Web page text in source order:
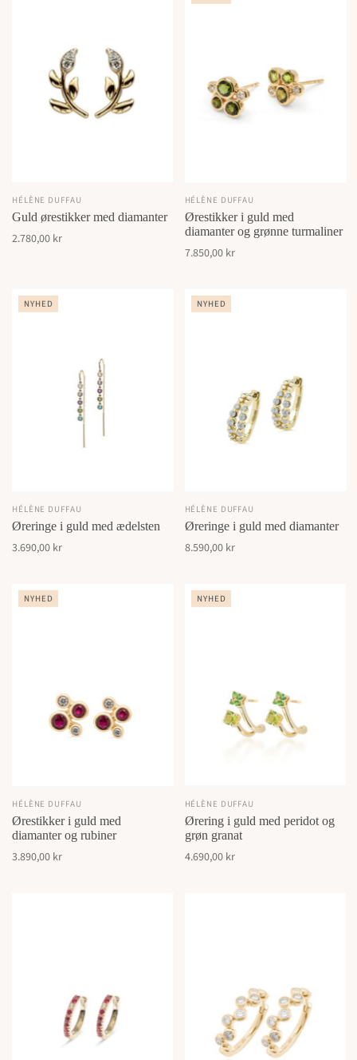
HÉLÈNE DUFFAU
Guld ørestikker med diamanter
2.780,00 kr
HÉLÈNE DUFFAU
Ørestikker i guld med
diamanter og grønne turmaliner
7.850,00 kr
NYHED
HÉLÈNE DUFFAU
Øreringe i guld med ædelsten
3.690,00 kr
NYHED
HÉLÈNE DUFFAU
Øreringe i guld med diamanter
8.590,00 kr
NYHED
HÉLÈNE DUFFAU
Ørestikker i guld med
diamanter og rubiner
3.890,00 kr
NYHED
HÉLÈNE DUFFAU
Ørering i guld med peridot og
grøn granat
4.690,00 kr